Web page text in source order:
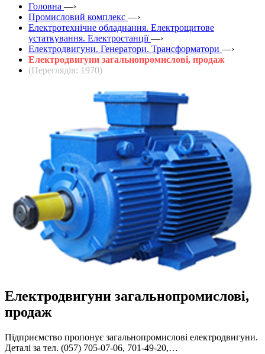
Головна —›
Промисловий комплекс —›
Електротехнічне обладнання. Електрощитове
устаткування. Електростанції —›
Електродвигуни. Генератори. Трансформатори —›
Електродвигуни загальнопромислові, продаж
(Переглядів: 1970)
Електродвигуни загальнопромислові,
продаж
Підприємство пропонує загальнопромислові електродвигуни.
Деталі за тел. (057) 705-07-06, 701-49-20,…